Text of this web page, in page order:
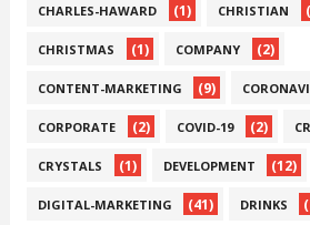
CHARLES-HAWARD (1) CHRISTIAN
CHRISTMAS (1) COMPANY (2)
CONTENT-MARKETING (9)
CORPORATE (2) COVID-19 (2)
CRYSTALS (1) DEVELOPMENT (12)
DIGITAL-MARKETING (41) DRINKS